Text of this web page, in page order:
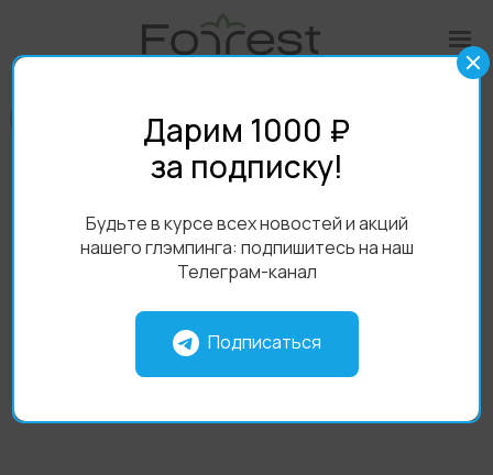
Пляж Территория Сауны
Новый загородный клуб на
берегу Свияги
Хорошее место 2025
Награда по версии Яндекс Карт
Дарим 1000 ₽
за подписку!
Будьте в курсе всех новостей и акций
нашего глэмпинга: подпишитесь на наш
Телеграм-канал
Подписаться